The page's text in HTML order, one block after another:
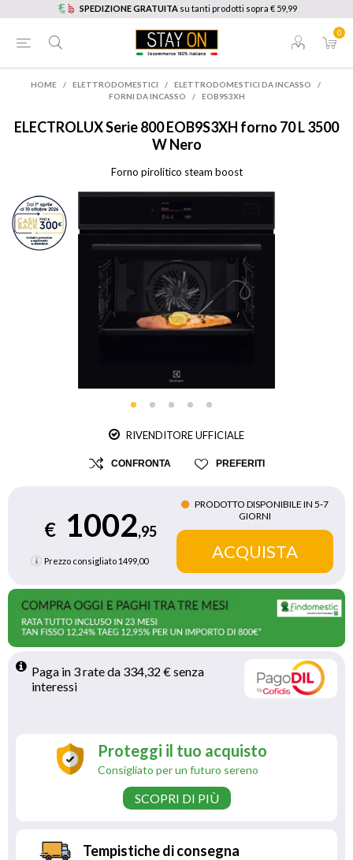
SPEDIZIONE GRATUITA su tanti prodotti sopra € 59,99
0
HOME / ELETTRODOMESTICI / ELETTRODOMESTICI DA INCASSO
/
FORNI DA INCASSO
/ EOB9S3XH
ELECTROLUXSerie 800 EOB9S3XH forno 70 L 3500
W Nero
Forno pirolitico steam boost
RIVENDITORE UFFICIALE
CONFRONTA PREFERITI
€ 1002,95
Prezzo consigliato 1499,00
PRODOTTO DISPONIBILE IN 5‑7
GIORNI
Paga in 3 rate da 334,32 € senza
interessi
Proteggi il tuo acquisto
Consigliato per un futuro sereno
SCOPRI DI PIÙ
Tempistiche di consegna